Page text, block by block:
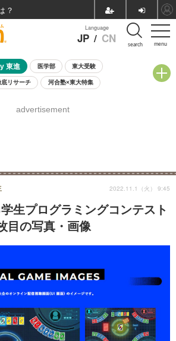
menu
Language
JP / CN search
東進 医学部 東大受験
底リサーチ 河合塾×東大特集
8月開催学校説明会・相談会
advertisement
生プログラミングコンテスト
目の写真・画像
2022.11.1（火） 9:45